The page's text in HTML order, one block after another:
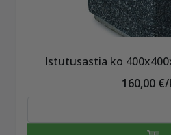
Istutusastia ko
160,00